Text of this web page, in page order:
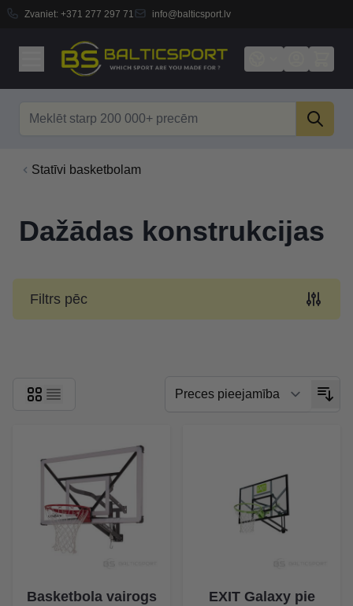
Zvaniet: +371 277 297 71 info@balticsport.lv
Statīvi basketbolam
Dažādas konstrukcijas
Filtrs pēc
Basketbola vairogs
EXIT Galaxy pie